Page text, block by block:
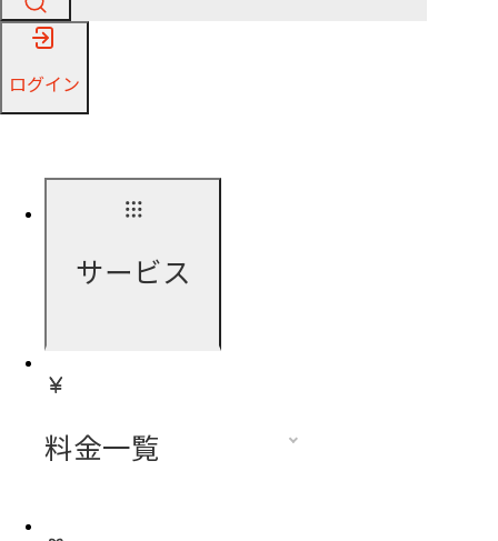
ログイン
サービス
料金一覧